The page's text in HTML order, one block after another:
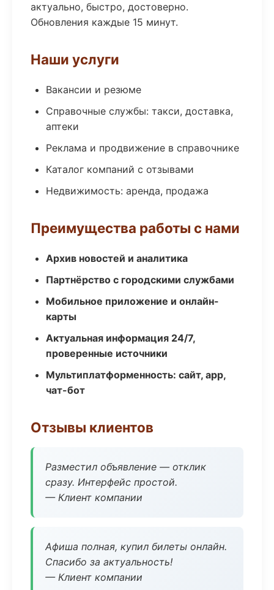
актуально, быстро, достоверно.
Обновления каждые 15 минут.
Наши услуги
Вакансии и резюме
Справочные службы: такси, доставка,
аптеки
Реклама и продвижение в справочнике
Каталог компаний с отзывами
Недвижимость: аренда, продажа
Преимущества работы с нами
Архив новостей и аналитика
Партнёрство с городскими службами
Мобильное приложение и онлайн-
карты
Актуальная информация 24/7,
проверенные источники
Мультиплатформенность: сайт, app,
чат-бот
Отзывы клиентов
Разместил объявление — отклик
сразу. Интерфейс простой.
— Клиент компании
Афиша полная, купил билеты онлайн.
Спасибо за актуальность!
— Клиент компании